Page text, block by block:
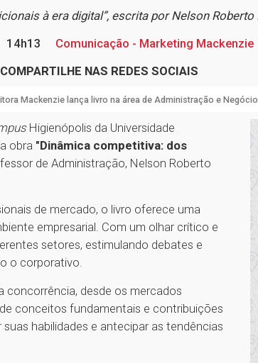
à era digital”, escrita por Nelson
14h13
Comunicação - Marketing Mackenzie
COMPARTILHE NAS REDES SOCIAIS
Mackenzie lança livro na área de Administração e
Higienópolis da Universidade
obra "Dinâmica competitiva: dos
de Administração, Nelson Roberto
de mercado, o livro oferece uma
empresarial. Com um olhar crítico e
setores, estimulando debates e
o corporativo.
concorrência, desde os mercados
conceitos fundamentais e contribuições
habilidades e antecipar as tendências